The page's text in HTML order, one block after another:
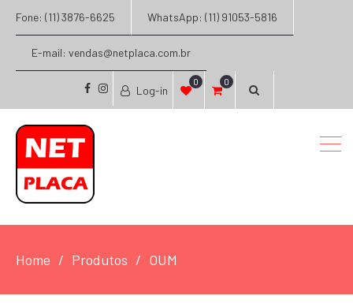
Fone: (11) 3876-6625 WhatsApp: (11) 91053-5816
E-mail: vendas@netplaca.com.br
facebook
instagram
Log-in
0 0
Home Produtos OUM